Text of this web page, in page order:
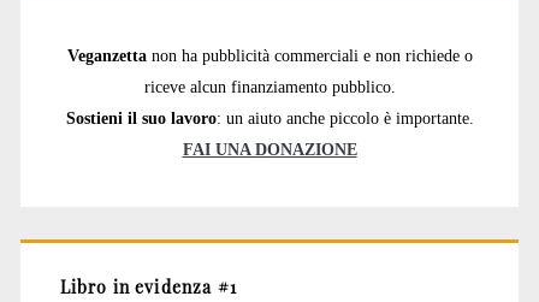
Veganzetta non ha pubblicità commerciali e non richiede o
riceve alcun finanziamento pubblico.
Sostieni il suo lavoro: un aiuto anche piccolo è importante.
FAI UNA DONAZIONE
Libro in evidenza #1